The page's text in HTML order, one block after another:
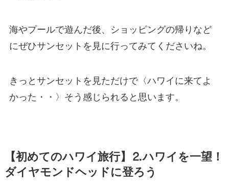
海やプールで遊んだ後、ショッピングの帰りなど
にぜひサンセットを見に行ってみてくださいね。
きっとサンセットを見ただけで〈ハワイに来てよ
かった・・〉そう感じられると思います。
【初めてのハワイ旅行】⒉ハワイを一望！
ダイヤモンドヘッドに登ろう